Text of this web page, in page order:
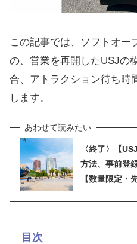
この記事では、ソフトオー
の、営業を再開したUSJの
合、アトラクション待ち時
します。
〈終了〉【
方法、事前登
【数量限定・
目次